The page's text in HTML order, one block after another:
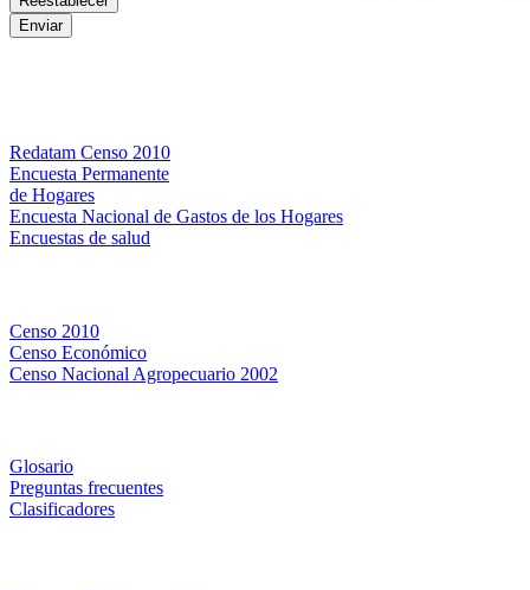
Redatam Censo 2010
Encuesta Permanente
de Hogares
Encuesta Nacional de Gastos de los Hogares
Encuestas de salud
Censo 2010
Censo Económico
Censo Nacional Agropecuario 2002
Glosario
Preguntas frecuentes
Clasificadores